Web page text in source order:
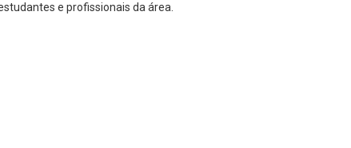
e profissionais da área.